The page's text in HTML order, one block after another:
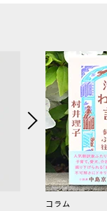
コラム